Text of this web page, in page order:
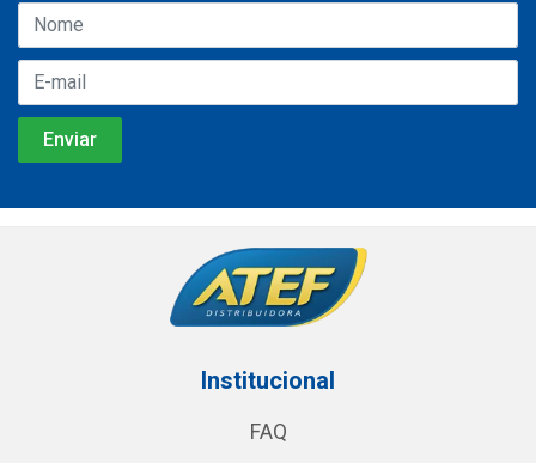
Institucional
FAQ